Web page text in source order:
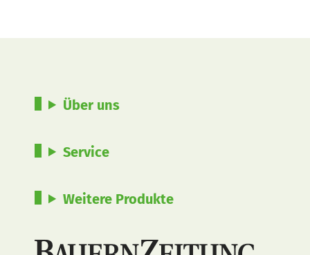
Über uns
Service
Weitere Produkte